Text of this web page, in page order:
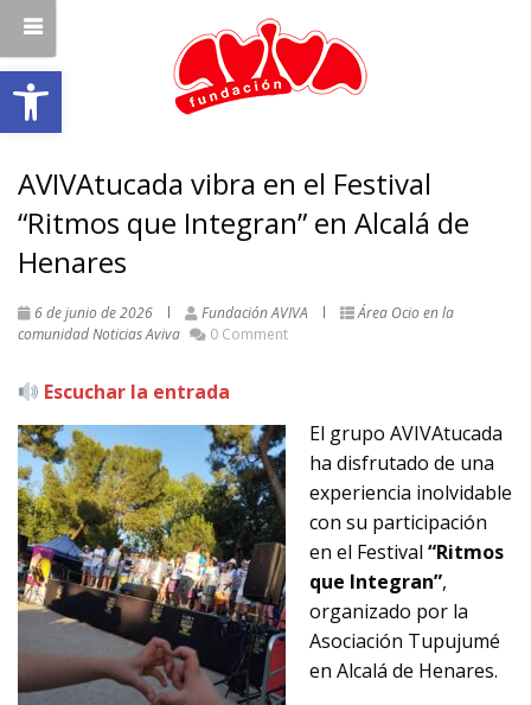
Abrir barra de herramientas
AVIVAtucada vibra en el Festival
“Ritmos que Integran” en Alcalá de
Henares
6 de junio de 2026 Fundación AVIVA
Área Ocio en la
comunidadNoticias Aviva 0 Comment
Escuchar la entrada
El grupo AVIVAtucada
ha disfrutado de una
experiencia inolvidable
con su participación
en el Festival “Ritmos
que Integran”,
organizado por la
Asociación Tupujumé
en Alcalá de Henares.